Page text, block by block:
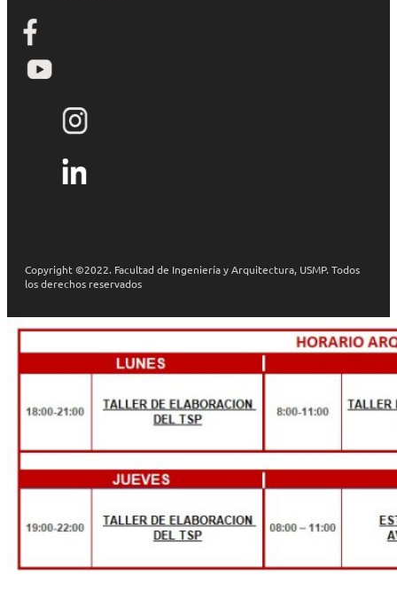
Copyright ©2022. Facultad de Ingeniería y Arquitectura, USMP. Todos
los derechos reservados